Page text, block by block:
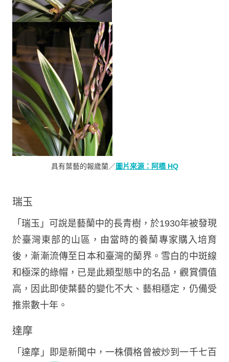
具有葉藝的報歲蘭／圖片來源：阿橋 HQ
瑞玉
「瑞玉」可說是藝蘭中的長青樹，於1930年被發現
於臺灣東部的山區，由當時的養蘭專家購入培育
後，漸漸流傳至日本和臺灣的蘭界。雪白的中斑線
和極深的綠帽，已是此類型態中的名品，觀賞價值
高，因此即使葉藝的變化不大、藝相穩定，仍備受
推祟數十年。
達摩
「達摩」即是新聞中，一株價格曾被炒到一千七百